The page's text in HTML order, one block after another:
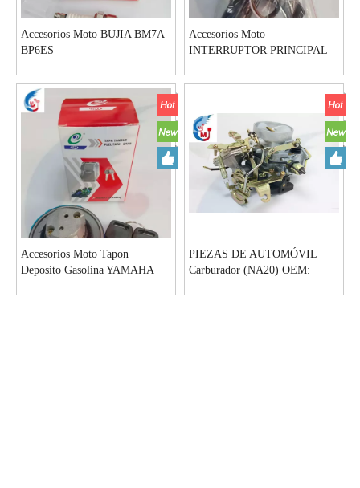
Accesorios Moto BUJIA BM7A
BP6ES
Accesorios Moto
INTERRUPTOR PRINCIPAL
Accesorios Moto Tapon
Deposito Gasolina YAMAHA
PIEZAS DE AUTOMÓVIL
Carburador (NA20) OEM: